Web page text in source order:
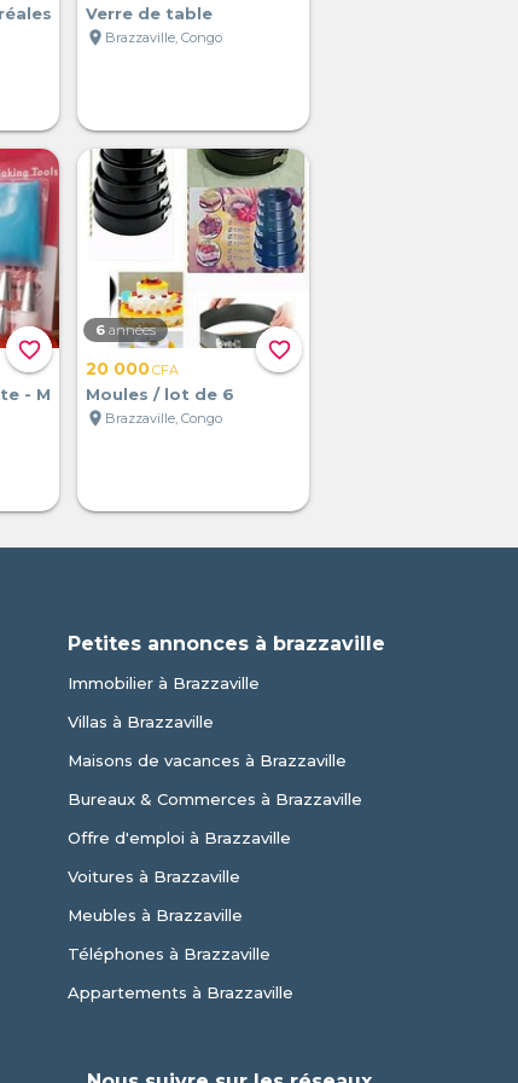
Verre de table
location_on Brazzaville, Congo
favorite_border
- M
favorite_border
6 années
20 000CFA
Moules / lot de 6
location_on Brazzaville, Congo
Petites annonces à brazzaville
Immobilier à Brazzaville
Villas à Brazzaville
Maisons de vacances à Brazzaville
Bureaux & Commerces à Brazzaville
Offre d'emploi à Brazzaville
Voitures à Brazzaville
Meubles à Brazzaville
Téléphones à Brazzaville
Appartements à Brazzaville